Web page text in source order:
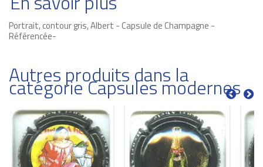
Portrait, contour gris, Albert - Capsule de Champagne -
Référencée-
Autres produits dans la
catégorie Capsules modernes